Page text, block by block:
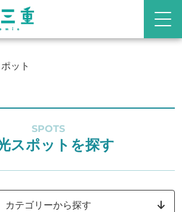
ット
SPOTS
スポットを探す
カテゴリーから探す